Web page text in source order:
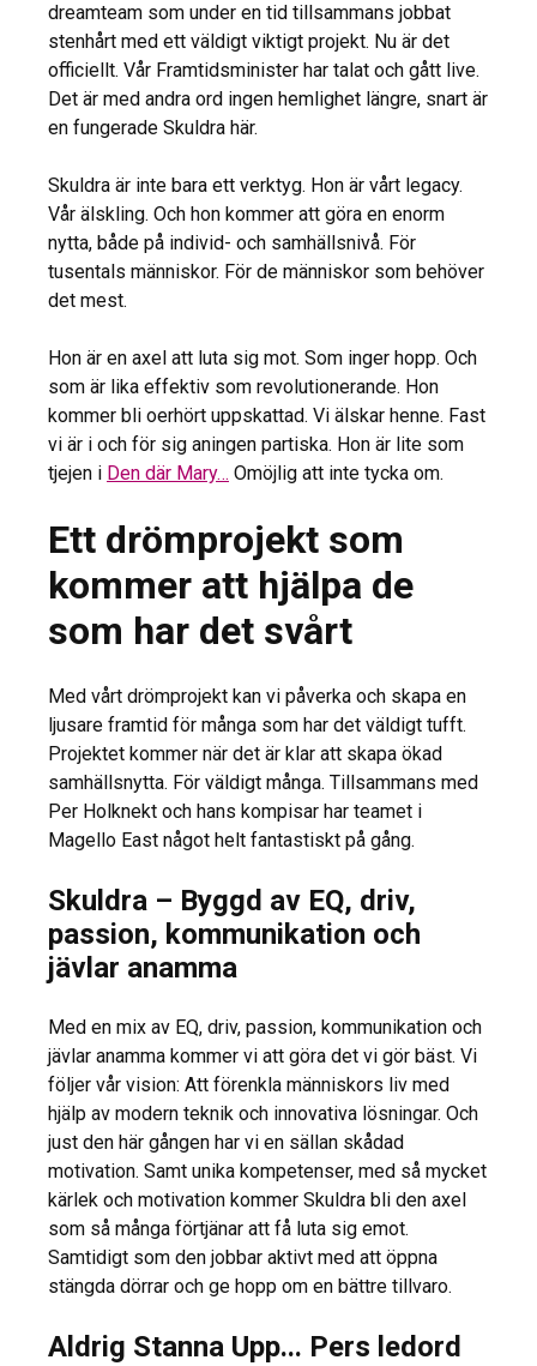
dreamteam som under en tid tillsammans jobbat
stenhårt med ett väldigt viktigt projekt. Nu är det
officiellt. Vår Framtidsminister har talat och gått live.
Det är med andra ord ingen hemlighet längre, snart är
en fungerade Skuldra här.
Skuldra är inte bara ett verktyg. Hon är vårt legacy.
Vår älskling. Och hon kommer att göra en enorm
nytta, både på individ- och samhällsnivå. För
tusentals människor. För de människor som behöver
det mest.
Hon är en axel att luta sig mot. Som inger hopp. Och
som är lika effektiv som revolutionerande. Hon
kommer bli oerhört uppskattad. Vi älskar henne. Fast
vi är i och för sig aningen partiska. Hon är lite som
tjejen i Den där Mary… Omöjlig att inte tycka om.
Ett drömprojekt som
kommer att hjälpa de
som har det svårt
Med vårt drömprojekt kan vi påverka och skapa en
ljusare framtid för många som har det väldigt tufft.
Projektet kommer när det är klar att skapa ökad
samhällsnytta. För väldigt många. Tillsammans med
Per Holknekt och hans kompisar har teamet i
Magello East något helt fantastiskt på gång.
Skuldra – Byggd av EQ, driv,
passion, kommunikation och
jävlar anamma
Med en mix av EQ, driv, passion, kommunikation och
jävlar anamma kommer vi att göra det vi gör bäst. Vi
följer vår vision: Att förenkla människors liv med
hjälp av modern teknik och innovativa lösningar. Och
just den här gången har vi en sällan skådad
motivation. Samt unika kompetenser, med så mycket
kärlek och motivation kommer Skuldra bli den axel
som så många förtjänar att få luta sig emot.
Samtidigt som den jobbar aktivt med att öppna
stängda dörrar och ge hopp om en bättre tillvaro.
Aldrig Stanna Upp... Pers ledord